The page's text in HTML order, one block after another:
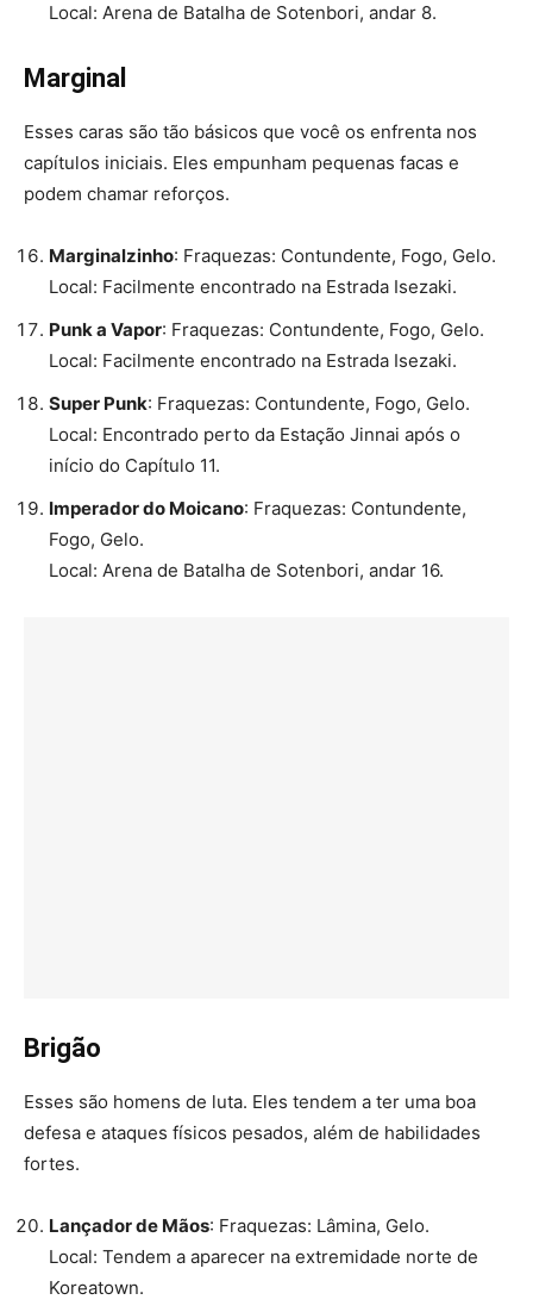
Local: Arena de Batalha de Sotenbori, andar 8.
Marginal
Esses caras são tão básicos que você os enfrenta nos
capítulos iniciais. Eles empunham pequenas facas e
podem chamar reforços.
Marginalzinho: Fraquezas: Contundente, Fogo, Gelo.
Local: Facilmente encontrado na Estrada Isezaki.
Punk a Vapor: Fraquezas: Contundente, Fogo, Gelo.
Local: Facilmente encontrado na Estrada Isezaki.
Super Punk: Fraquezas: Contundente, Fogo, Gelo.
Local: Encontrado perto da Estação Jinnai após o
início do Capítulo 11.
Imperador do Moicano: Fraquezas: Contundente,
Fogo, Gelo.
Local: Arena de Batalha de Sotenbori, andar 16.
Brigão
Esses são homens de luta. Eles tendem a ter uma boa
defesa e ataques físicos pesados, além de habilidades
fortes.
Lançador de Mãos: Fraquezas: Lâmina, Gelo.
Local: Tendem a aparecer na extremidade norte de
Koreatown.